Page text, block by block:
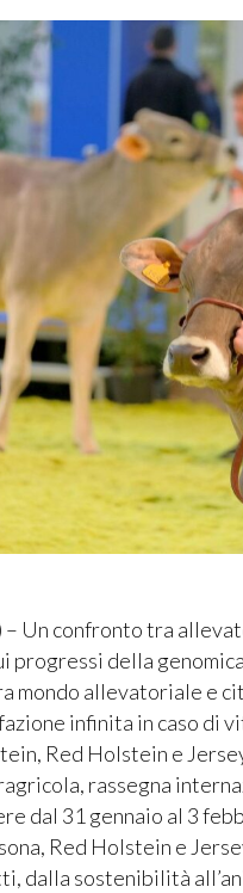
– Un confronto tra
progressi della
mondo allevatoriale e
infinita in caso di
Red Holstein e
rassegna
dal 31 gennaio al 3
Red Holstein e
dalla sostenibilità